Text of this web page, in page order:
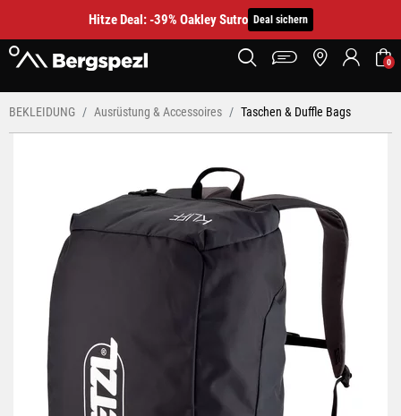
Hitze Deal: -39% Oakley Sutro Deal sichern
0
BEKLEIDUNG Ausrüstung & Accessoires Taschen & Duffle Bags